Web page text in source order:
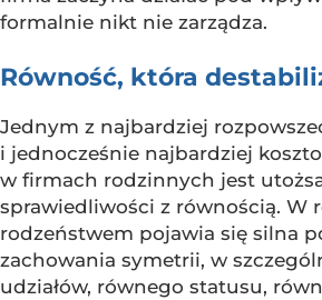
formalnie nikt nie zarządza.
Równość, która
Jednym z najbardziej
i jednocześnie najbardziej
w firmach rodzinnych jest
sprawiedliwości z równością. W
rodzeństwem pojawia się silna
zachowania symetrii, w
udziałów, równego statusu,